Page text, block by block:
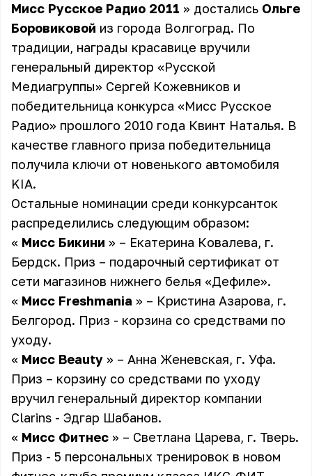
Мисс Русское Радио 2011 » достались Ольге
Боровиковой из города Волгоград. По
традиции, награды красавице вручили
генеральный директор «Русской
Медиагруппы» Сергей Кожевников и
победительница конкурса «Мисс Русское
Радио» прошлого 2010 года Квинт Наталья. В
качестве главного приза победительница
получила ключи от новенького автомобиля
KIA.
Остальные номинации среди конкурсанток
распределились следующим образом:
« Мисс Бикини » – Екатерина Ковалева, г.
Бердск. Приз – подарочный сертификат от
сети магазинов нижнего белья «Дефиле».
« Мисс Freshmania » – Кристина Азарова, г.
Белгород. Приз - корзина со средствами по
уходу.
« Мисс Beauty » – Анна Женевская, г. Уфа.
Приз – корзину со средствами по уходу
вручил генеральный директор компании
Clarins - Эдгар Шабанов.
« Мисс Фитнес » – Светлана Царева, г. Тверь.
Приз - 5 персональных тренировок в новом